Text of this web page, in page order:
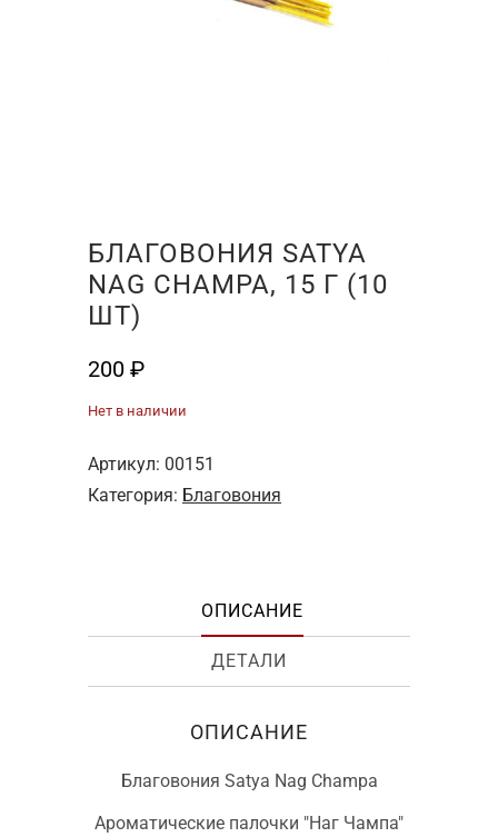
БЛАГОВОНИЯ SATYA
NAG CHAMPA, 15 Г (10
ШТ)
200 ₽
Нет в наличии
Артикул: 00151
Категория: Благовония
ОПИСАНИЕ
ДЕТАЛИ
ОПИСАНИЕ
Благовония Satya Nag Champa
Ароматические палочки "Наг Чампа"